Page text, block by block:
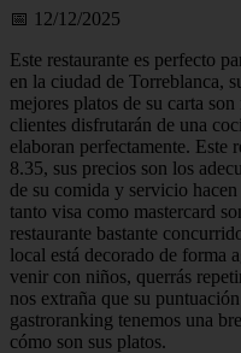
📅 12/12/2025
Este restaurante es perfecto
en la ciudad de Torreblanca,
mejores platos de su carta
clientes disfrutarán de una
elaboran perfectamente. Este
8.35, sus precios son los
de su comida y servicio
tanto visa como mastercard
restaurante bastante
local está decorado de forma
venir con niños, querrás
nos extraña que su
gastroranking tenemos una
cómo son sus platos.